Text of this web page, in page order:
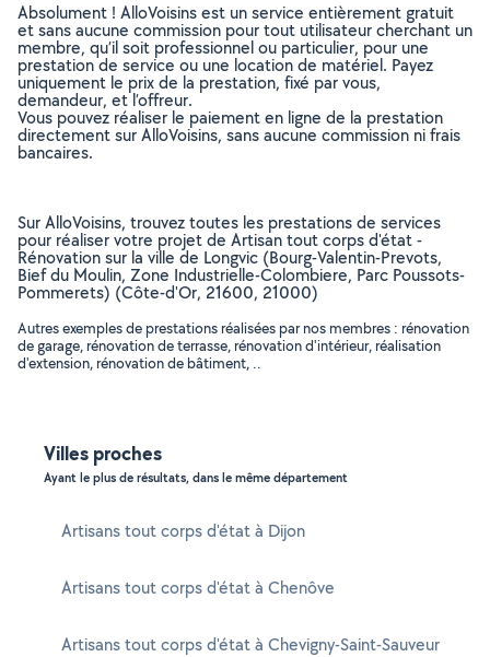
Absolument ! AlloVoisins est un service entièrement gratuit
et sans aucune commission pour tout utilisateur cherchant un
membre, qu’il soit professionnel ou particulier, pour une
prestation de service ou une location de matériel. Payez
uniquement le prix de la prestation, fixé par vous,
demandeur, et l’offreur.
Vous pouvez réaliser le paiement en ligne de la prestation
directement sur AlloVoisins, sans aucune commission ni frais
bancaires.
Sur AlloVoisins, trouvez toutes les prestations de services
pour réaliser votre projet de Artisan tout corps d'état -
Rénovation sur la ville de Longvic (Bourg-Valentin-Prevots,
Bief du Moulin, Zone Industrielle-Colombiere, Parc Poussots-
Pommerets) (Côte-d'Or, 21600, 21000)
Autres exemples de prestations réalisées par nos membres : rénovation
de garage, rénovation de terrasse, rénovation d'intérieur, réalisation
d'extension, rénovation de bâtiment, ..
Villes proches
Ayant le plus de résultats, dans le même département
Artisans tout corps d'état à Dijon
Artisans tout corps d'état à Chenôve
Artisans tout corps d'état à Chevigny-Saint-Sauveur